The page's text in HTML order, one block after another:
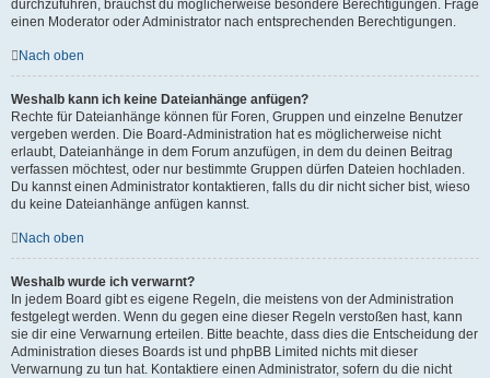
durchzuführen, brauchst du möglicherweise besondere Berechtigungen. Frage
einen Moderator oder Administrator nach entsprechenden Berechtigungen.
Nach oben
Weshalb kann ich keine Dateianhänge anfügen?
Rechte für Dateianhänge können für Foren, Gruppen und einzelne Benutzer
vergeben werden. Die Board-Administration hat es möglicherweise nicht
erlaubt, Dateianhänge in dem Forum anzufügen, in dem du deinen Beitrag
verfassen möchtest, oder nur bestimmte Gruppen dürfen Dateien hochladen.
Du kannst einen Administrator kontaktieren, falls du dir nicht sicher bist, wieso
du keine Dateianhänge anfügen kannst.
Nach oben
Weshalb wurde ich verwarnt?
In jedem Board gibt es eigene Regeln, die meistens von der Administration
festgelegt werden. Wenn du gegen eine dieser Regeln verstoßen hast, kann
sie dir eine Verwarnung erteilen. Bitte beachte, dass dies die Entscheidung der
Administration dieses Boards ist und phpBB Limited nichts mit dieser
Verwarnung zu tun hat. Kontaktiere einen Administrator, sofern du die nicht